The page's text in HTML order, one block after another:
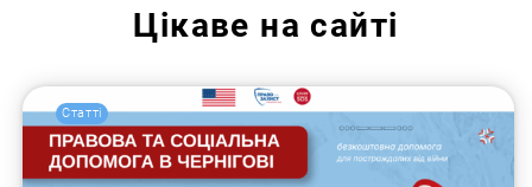
Цікаве на сайті
Статті